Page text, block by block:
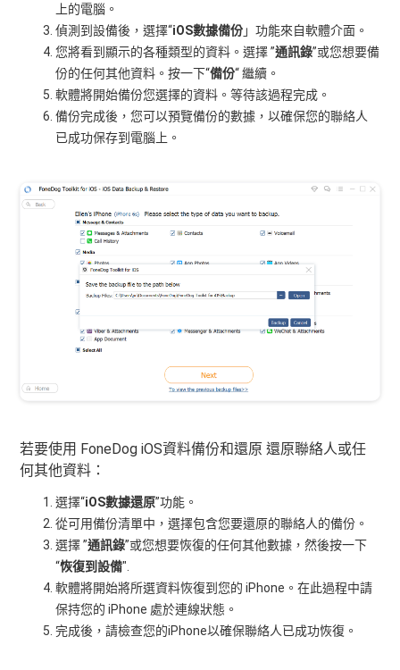
上的電腦。
偵測到設備後，選擇“iOS數據備份」功能來自軟體介面。
您將看到顯示的各種類型的資料。選擇 ”通訊錄”或您想要備
份的任何其他資料。按一下“備份“ 繼續。
軟體將開始備份您選擇的資料。等待該過程完成。
備份完成後，您可以預覽備份的數據，以確保您的聯絡人
已成功保存到電腦上。
若要使用 FoneDog iOS資料備份和還原 還原聯絡人或任
何其他資料：
選擇“iOS數據還原”功能。
從可用備份清單中，選擇包含您要還原的聯絡人的備份。
選擇 ”通訊錄”或您想要恢復的任何其他數據，然後按一下
“恢復到設備".
軟體將開始將所選資料恢復到您的 iPhone。在此過程中請
保持您的 iPhone 處於連線狀態。
完成後，請檢查您的iPhone以確保聯絡人已成功恢復。